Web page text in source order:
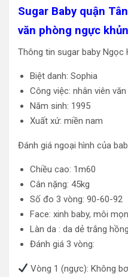
Sugar Baby quận
văn phòng ngực
Thông tin sugar baby Ngọc
Biệt danh: Sophia
Công việc: nhân viên
Năm sinh: 1995
Xuất xứ: miền nam
Đánh giá ngoại hình của
Chiều cao: 1m60
Cân nặng: 45kg
Số đo 3 vòng: 90-60-92
Face: xinh baby, môi
Làn da : da dẻ trắng
Đánh giá 3 vòng:
Vòng 1 (ngực): Không